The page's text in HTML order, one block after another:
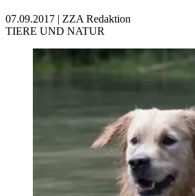
07.09.2017 | ZZA Redaktion
TIERE UND NATUR